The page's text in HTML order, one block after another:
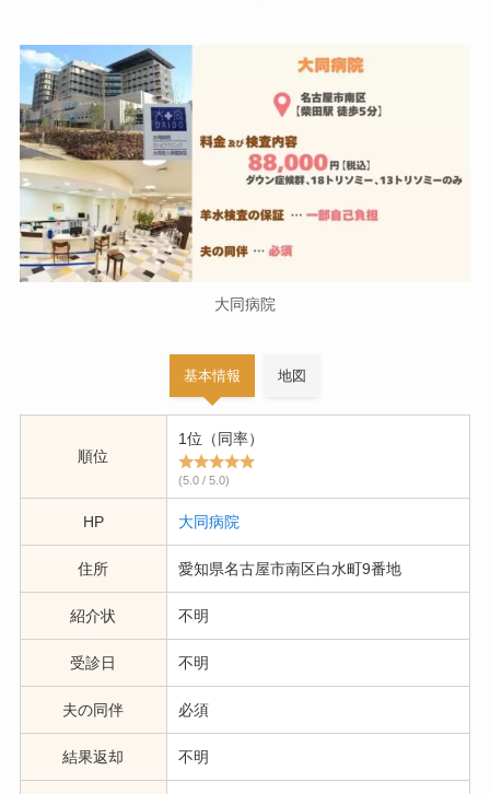
大同病院
基本情報 地図
順位
1位（同率）
(5.0 / 5.0)
HP 大同病院
住所 愛知県名古屋市南区白水町9番地
紹介状 不明
受診日 不明
夫の同伴 必須
結果返却 不明